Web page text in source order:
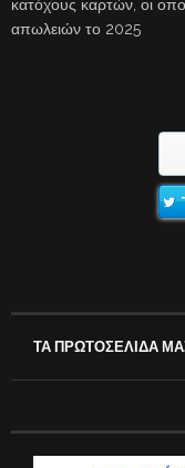
κατόχους καρτών, οι
απωλειών το 2025
ΤΑ ΠΡΩΤΟΣΕΛΙΔΑ